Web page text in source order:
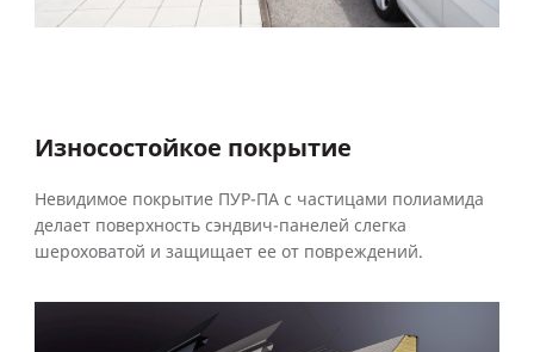
Износостойкое покрытие
Невидимое покрытие ПУР-ПА с частицами полиамида
делает поверхность сэндвич-панелей слегка
шероховатой и защищает ее от повреждений.